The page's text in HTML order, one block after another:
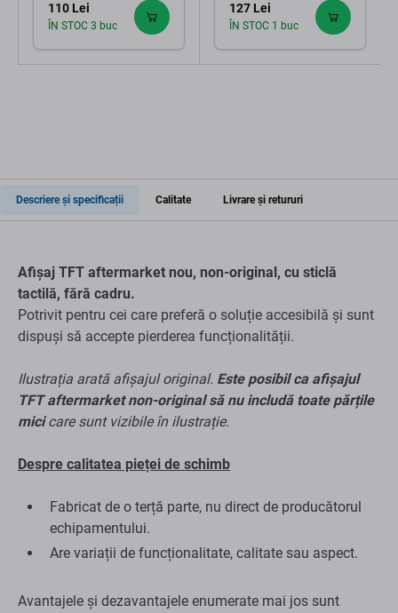
110 Lei
ÎN STOC 3 buc
127 Lei
ÎN STOC 1 buc
Descriere și specificații Calitate Livrare și retururi
Afișaj TFT aftermarket nou, non-original, cu sticlă
tactilă, fără cadru.
Potrivit pentru cei care preferă o soluție accesibilă și sunt
dispuși să accepte pierderea funcționalității.
Ilustrația arată afișajul original. Este posibil ca afișajul
TFT aftermarket non-original să nu includă toate părțile
micicare sunt vizibile în ilustrație.
Despre calitatea pieței de schimb
Fabricat de o terță parte, nu direct de producătorul
echipamentului.
Are variații de funcționalitate, calitate sau aspect.
Avantajele și dezavantajele enumerate mai jos sunt